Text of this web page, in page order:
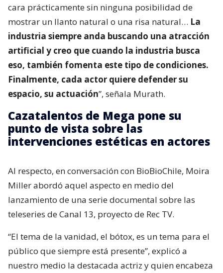
cara prácticamente sin ninguna posibilidad de
mostrar un llanto natural o una risa natural… La
industria siempre anda buscando una atracción
artificial y creo que cuando la industria busca
eso, también fomenta este tipo de condiciones.
Finalmente, cada actor quiere defender su
espacio, su actuación”, señala Murath.
Cazatalentos de Mega pone su
punto de vista sobre las
intervenciones estéticas en actores
Al respecto, en conversación con BioBioChile, Moira
Miller abordó aquel aspecto en medio del
lanzamiento de una serie documental sobre las
teleseries de Canal 13, proyecto de Rec TV.
“El tema de la vanidad, el bótox, es un tema para el
público que siempre está presente”, explicó a
nuestro medio la destacada actriz y quien encabeza